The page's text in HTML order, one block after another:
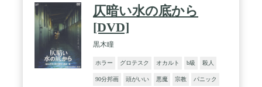
仄暗い水の底から
[DVD]
黒木瞳
ホラー グロテスク オカルト b級 殺人
90分邦画 頭がいい 悪魔 宗教 パニック